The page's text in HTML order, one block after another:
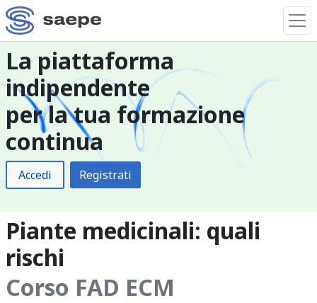
La piattaforma
indipendente
per la tua formazione
continua
Accedi Registrati
Piante medicinali: quali
rischi
Corso FAD ECM